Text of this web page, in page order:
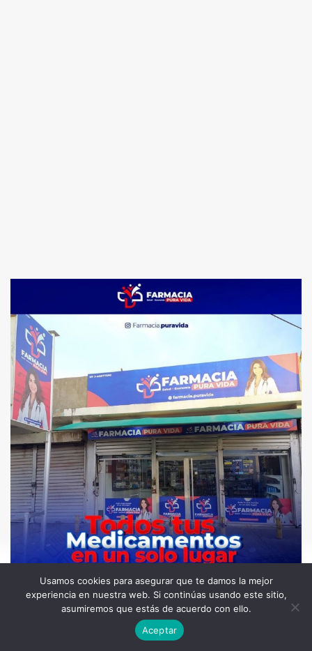
Usamos cookies para asegurar que te damos la mejor
experiencia en nuestra web. Si continúas usando este sitio,
asumiremos que estás de acuerdo con ello.
Aceptar